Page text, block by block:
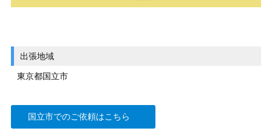
出張地域
東京都国立市
国立市でのご依頼はこちら